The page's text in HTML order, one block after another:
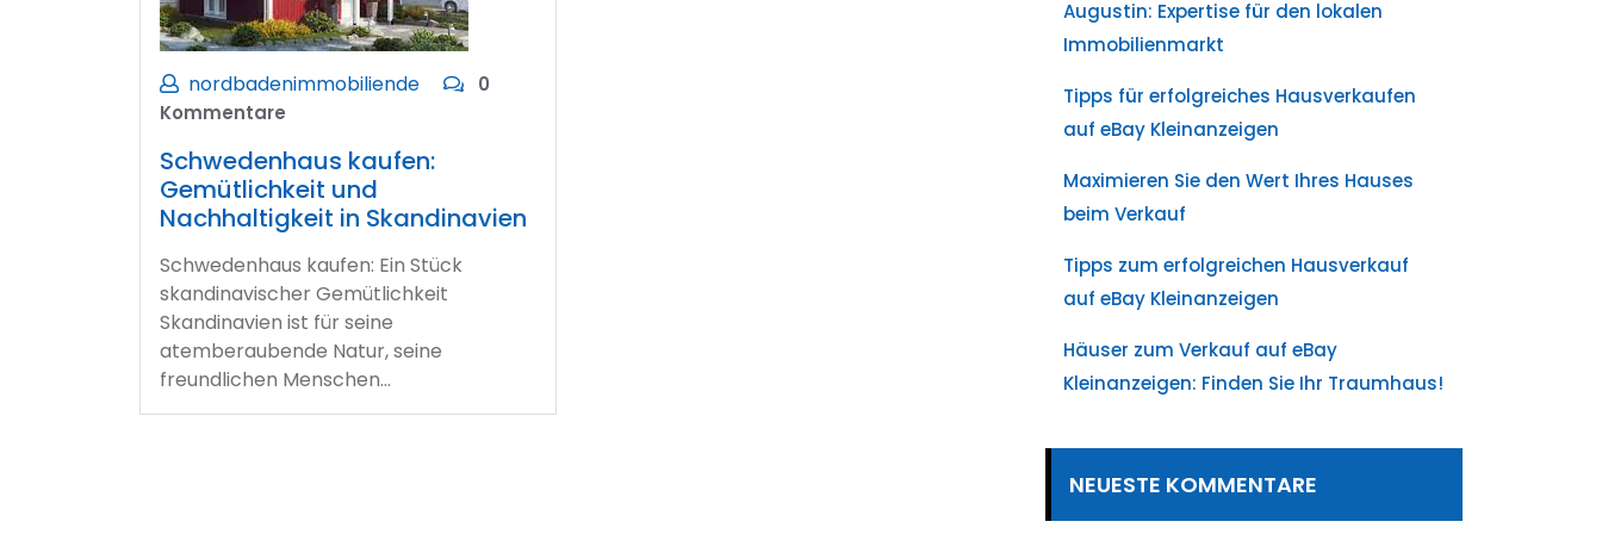
nordbadenimmobiliende
0
Kommentare
Schwedenhaus kaufen:
Gemütlichkeit und
Nachhaltigkeit in Skandinavien
Schwedenhaus kaufen: Ein Stück
skandinavischer Gemütlichkeit
Skandinavien ist für seine
atemberaubende Natur, seine
freundlichen Menschen…
Augustin: Expertise für den lokalen
Immobilienmarkt
Tipps für erfolgreiches Hausverkaufen
auf eBay Kleinanzeigen
Maximieren Sie den Wert Ihres Hauses
beim Verkauf
Tipps zum erfolgreichen Hausverkauf
auf eBay Kleinanzeigen
Häuser zum Verkauf auf eBay
Kleinanzeigen: Finden Sie Ihr Traumhaus!
NEUESTE KOMMENTARE